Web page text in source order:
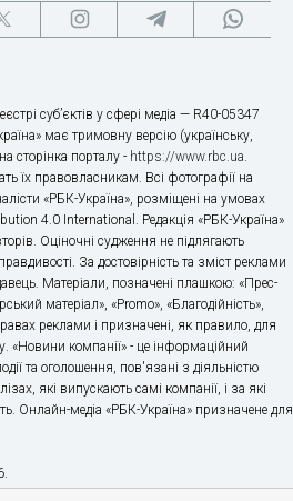
суб’єктів у сфері медіа — R40-05347
має тримовну версію (українську,
сторінка порталу - https://www.rbc.ua.
їх правовласникам. Всі фотографії на
«РБК-Україна», розміщені на умовах
4.0 International. Редакція «РБК-Україна»
Оціночні судження не підлягають
За достовірність та зміст реклами
Матеріали, позначені плашкою: «Прес-
матеріал», «Promo», «Благодійність»,
реклами і призначені, як правило, для
«Новини компанії» - це інформаційний
та оголошення, пов'язані з діяльністю
які випускають самі компанії, і за які
Онлайн-медіа «РБК-Україна» призначене для